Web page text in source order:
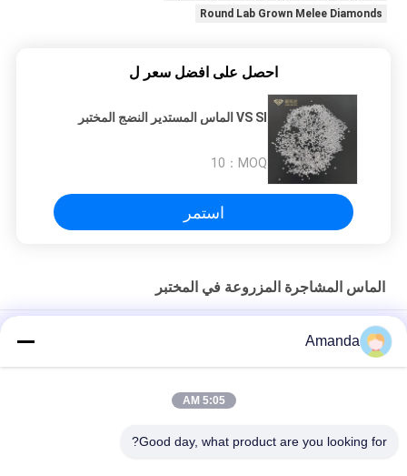
Round Lab Grown Melee Diamonds
احصل على افضل سعر ل
VS SI الماس المستدير النضج المختبر
MOQ：
10
استمر
الماس المشاجرة المزروعة في المختبر
المختبر بقطع ممتاز DEF VVS مقابل
1 مللي متر 1.5 مللي متر DEF VS SI Lab نمت المشاجرة الماس جولة
DEF VVS مقابل 1.25 مم إلى 1.35 مم معمل مشاجرة ألماس
Amanda
5:05 AM
Good day, what product are you looking for?